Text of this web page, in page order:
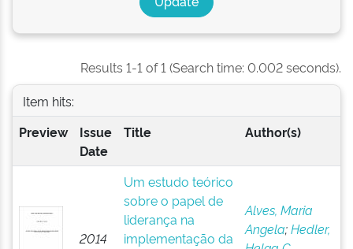
Results 1-1 of 1 (Search time: 0.002 seconds).
Item hits:
Preview
Issue
Date
Title Author(s)
2014
Um estudo teórico
sobre o papel de
liderança na
implementação da
Alves, Maria
Angela;Hedler,